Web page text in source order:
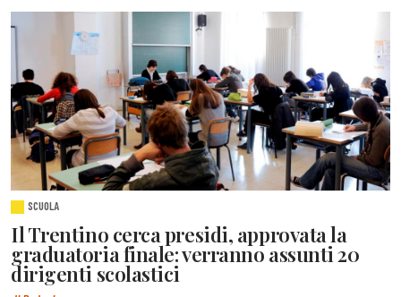
SCUOLA
Il Trentino cerca presidi, approvata la
graduatoria finale: verranno assunti 20
dirigenti scolastici